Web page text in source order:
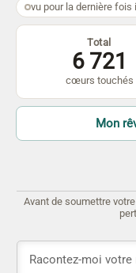
vu pour la dernière fois
Total
6 721
cœurs touchés
Mon
Avant de soumettre